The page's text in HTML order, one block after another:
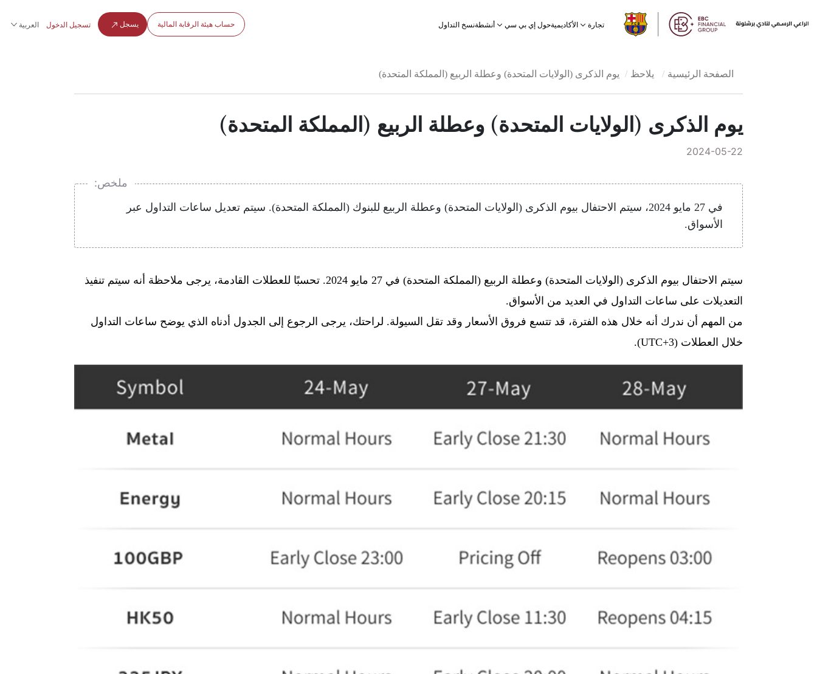
تجارة الأكاديميةحول إي بي سي أنشطةنسخ التداول حساب هيئة الرقابة المالية يسجل تسجيل الدخول العربية
الصفحة الرئيسية يلاحظ يوم الذكرى (الولايات المتحدة) وعطلة الربيع (المملكة المتحدة)
يوم الذكرى (الولايات المتحدة) وعطلة الربيع (المملكة المتحدة)
2024-05-22
ملخص:
في 27 مايو 2024، سيتم الاحتفال بيوم الذكرى (الولايات المتحدة) وعطلة الربيع للبنوك (المملكة المتحدة). سيتم تعديل ساعات التداول عبر
الأسواق.
سيتم الاحتفال بيوم الذكرى (الولايات المتحدة) وعطلة الربيع (المملكة المتحدة) في 27 مايو 2024. تحسبًا للعطلات القادمة، يرجى ملاحظة أنه سيتم تنفيذ
التعديلات على ساعات التداول في العديد من الأسواق.
من المهم أن ندرك أنه خلال هذه الفترة، قد تتسع فروق الأسعار وقد تقل السيولة. لراحتك، يرجى الرجوع إلى الجدول أدناه الذي يوضح ساعات التداول
خلال العطلات (UTC+3).